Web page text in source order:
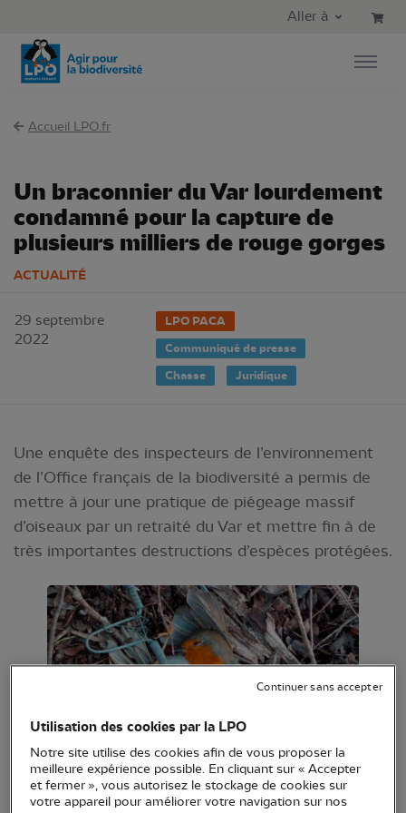
Aller au menu principal
Aller à
Accueil LPO.fr
Un braconnier du Var lourdement
condamné pour la capture de
plusieurs milliers de rouge gorges
ACTUALITÉ
29 septembre
2022
LPO PACA
Communiqué de presse
Chasse
Juridique
Une enquête des inspecteurs de l’environnement
de l’Office français de la biodiversité a permis de
mettre à jour une pratique de piégeage massif
d’oiseaux par un retraité du Var et mettre fin à de
très importantes destructions d’espèces protégées.
Le 26 septembre, le tribunal judiciaire de Toulon, a
rendu un jugement marquant en condamnant en
Utilisation des cookies par la LPO
Notre site utilise des cookies afin de vous proposer la
meilleure expérience possible. En cliquant sur « Accepter
et fermer », vous autorisez le stockage de cookies sur
votre appareil pour améliorer votre navigation sur nos
Continuer sans accepter